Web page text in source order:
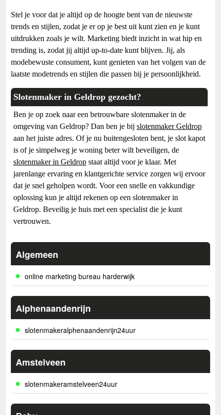
Stel je voor dat je altijd op de hoogte bent van de nieuwste
trends en stijlen, zodat je er op je best uit kunt zien en je kunt
uitdrukken zoals je wilt. Marketing biedt inzicht in wat hip en
trending is, zodat jij altijd up-to-date kunt blijven. Jij, als
modebewuste consument, kunt genieten van het volgen van de
laatste modetrends en stijlen die passen bij je persoonlijkheid.
Slotenmaker in Geldrop gezocht?
Ben je op zoek naar een betrouwbare slotenmaker in de
omgeving van Geldrop? Dan ben je bij slotenmaker Geldrop
aan het juiste adres. Of je nu buitengesloten bent, je slot kapot
is of je simpelweg je woning beter wilt beveiligen, de
slotenmaker in Geldrop staat altijd voor je klaar. Met
jarenlange ervaring en klantgerichte service zorgen wij ervoor
dat je snel geholpen wordt. Voor een snelle en vakkundige
oplossing kun je altijd rekenen op een slotenmaker in
Geldrop. Beveilig je huis met een specialist die je kunt
vertrouwen.
Algemeen
online marketing bureau harderwijk
Alphenaandenrijn
slotenmakeralphenaandenrijn24uur
Amstelveen
slotenmakeramstelveen24uur